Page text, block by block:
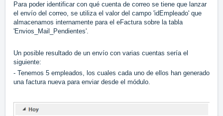
Para poder identificar con qué cuenta de correo se tiene que lanzar
el envío del correo, se utiliza el valor del campo 'idEmpleado' que
almacenamos internamente para el eFactura sobre la tabla
'Envios_Mail_Pendientes'.
Un posible resultado de un envío con varias cuentas sería el
siguiente:
- Tenemos 5 empleados, los cuales cada uno de ellos han generado
una factura nueva para enviar desde el módulo.